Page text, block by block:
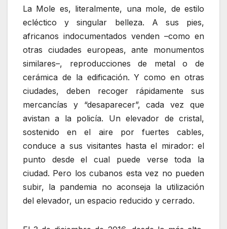
La Mole es, literalmente, una mole, de estilo
ecléctico y singular belleza. A sus pies,
africanos indocumentados venden –como en
otras ciudades europeas, ante monumentos
similares–, reproducciones de metal o de
cerámica de la edificación. Y como en otras
ciudades, deben recoger rápidamente sus
mercancías y “desaparecer”, cada vez que
avistan a la policía. Un elevador de cristal,
sostenido en el aire por fuertes cables,
conduce a sus visitantes hasta el mirador: el
punto desde el cual puede verse toda la
ciudad. Pero los cubanos esta vez no pueden
subir, la pandemia no aconseja la utilización
del elevador, un espacio reducido y cerrado.